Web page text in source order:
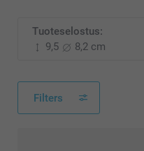
Tuoteselostus:
9,5
8,2 cm
Filters